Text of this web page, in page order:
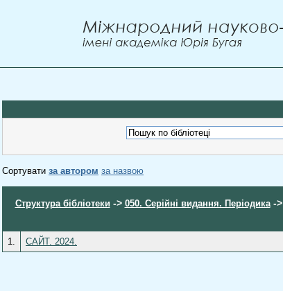
Сортувати за автором за назвою
Структура бібліотеки -> 050. Серійні видання. Періодика->
1. САЙТ. 2024.